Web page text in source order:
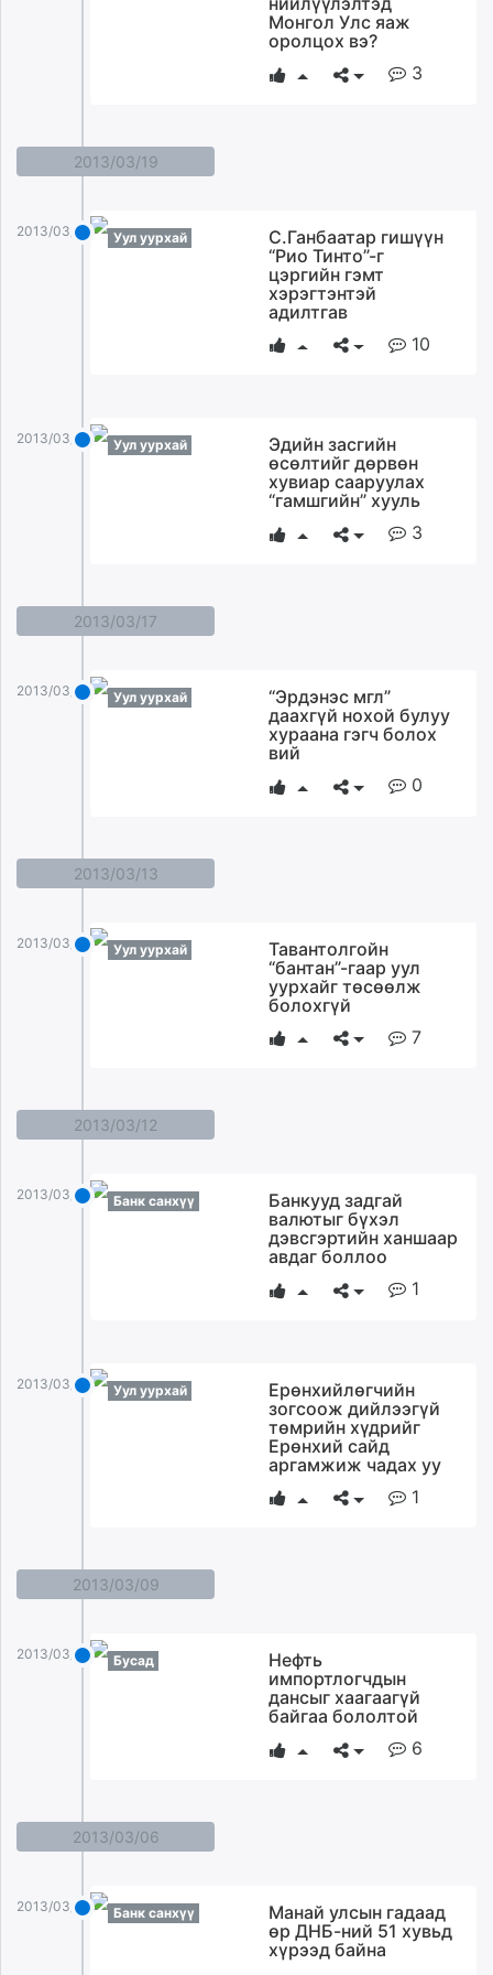
shuud.mn
eagle.mn
zarig.mn
asu.mn
shudarga.mn
itoim.mn
shuum.mn
times.mn
unread.today
Монгол Улс яаж
оролцох вэ?
3
2013/03/19
2013/03/19 Уул уурхай
С.Ганбаатар гишүүн
“Рио Тинто”-г
цэргийн гэмт
хэрэгтэнтэй
адилтгав
10
2013/03/19 Уул уурхай
Эдийн засгийн
өсөлтийг дөрвөн
хувиар сааруулах
“гамшгийн” хууль
3
2013/03/17
2013/03/17 Уул уурхай
“Эрдэнэс мгл”
даахгүй нохой булуу
хураана гэгч болох
вий
0
2013/03/13
2013/03/13 Уул уурхай
Тавантолгойн
“бантан”-гаар уул
уурхайг төсөөлж
болохгүй
7
2013/03/12
2013/03/12 Банк санхүү
Банкууд задгай
валютыг бүхэл
дэвсгэртийн ханшаар
авдаг боллоо
1
2013/03/12 Уул уурхай
Ерөнхийлөгчийн
зогсоож дийлээгүй
төмрийн хүдрийг
Ерөнхий сайд
аргамжиж чадах уу
1
2013/03/09
2013/03/09 Бусад
Нефть
импортлогчдын
дансыг хаагаагүй
байгаа бололтой
6
2013/03/06
2013/03/06 Банк санхүү
Mанай улсын гадаад
өр ДНБ-ний 51 хувьд
хүрээд байна